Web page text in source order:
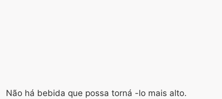
Não há bebida que possa torná -lo mais alto.